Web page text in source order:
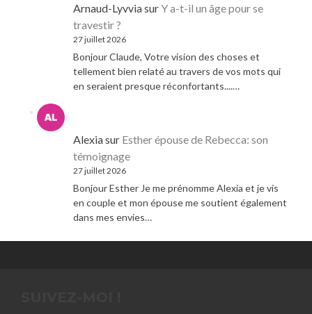
Arnaud-LyvviasurY a-t-il un âge pour se
travestir ?
27 juillet 2026
Bonjour Claude, Votre vision des choses et
tellement bien relaté au travers de vos mots qui
en seraient presque réconfortants....…
Alexiasur Esther épouse de Rebecca: son
témoignage
27 juillet 2026
Bonjour Esther Je me prénomme Alexia et je vis
en couple et mon épouse me soutient également
dans mes envies…